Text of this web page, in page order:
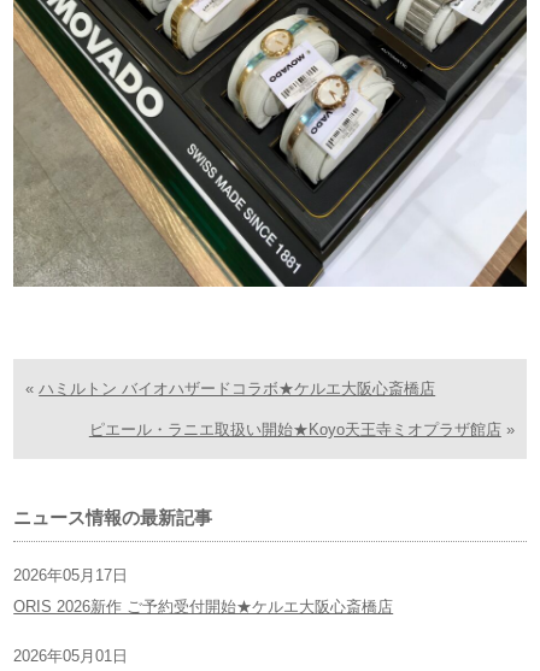
«ハミルトン バイオハザードコラボ★ケルエ大阪心斎橋店
ピエール・ラニエ取扱い開始★Koyo天王寺ミオプラザ館店»
ニュース情報の最新記事
2026年05月17日
ORIS 2026新作 ご予約受付開始★ケルエ大阪心斎橋店
2026年05月01日